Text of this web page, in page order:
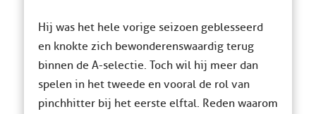
Hij was het hele vorige seizoen geblesseerd
en knokte zich bewonderenswaardig terug
binnen de A-selectie. Toch wil hij meer dan
spelen in het tweede en vooral de rol van
pinchhitter bij het eerste elftal. Reden waarom